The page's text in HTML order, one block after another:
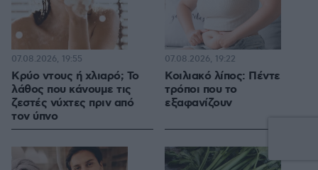
Κρύο ντους ή χλιαρό; Το
λάθος που κάνουμε τις
ζεστές νύχτες πριν από
τον ύπνο
07.08.2026, 19:55
Κοιλιακό λίπος: Πέντε
τρόποι που το
εξαφανίζουν
07.08.2026, 19:22